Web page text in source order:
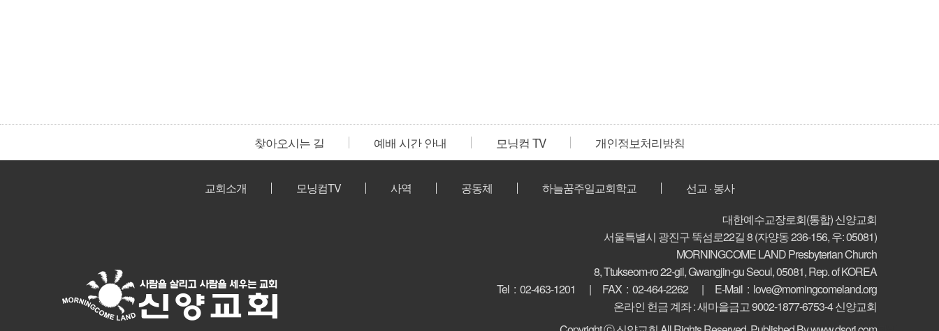
찾아오시는 길 예배 시간 안내 모닝컴 TV 개인정보처리방침
교회소개 모닝컴TV 사역 공동체 하늘꿈주일교회학교
선교 · 봉사
대한예수교장로회(통합) 신양교회
서울특별시 광진구 뚝섬로22길 8(자양동 236-156, 우: 05081)
MORNINGCOME LAND Presbyterian Church
8, Ttukseom-ro 22-gil, Gwangjin-guSeoul, 05081, Rep. of KOREA
Tel : 02-463-1201
FAX : 02-464-2262 E-Mail : love@morningcomeland.org
온라인 헌금 계좌 : 새마을금고 9002-1877-6753-4 신양교회